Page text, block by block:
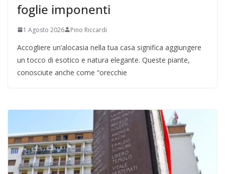
foglie imponenti
1 Agosto 2026 Pino Riccardi
Accogliere un’alocasia nella tua casa significa aggiungere
un tocco di esotico e natura elegante. Queste piante,
conosciute anche come “orecchie